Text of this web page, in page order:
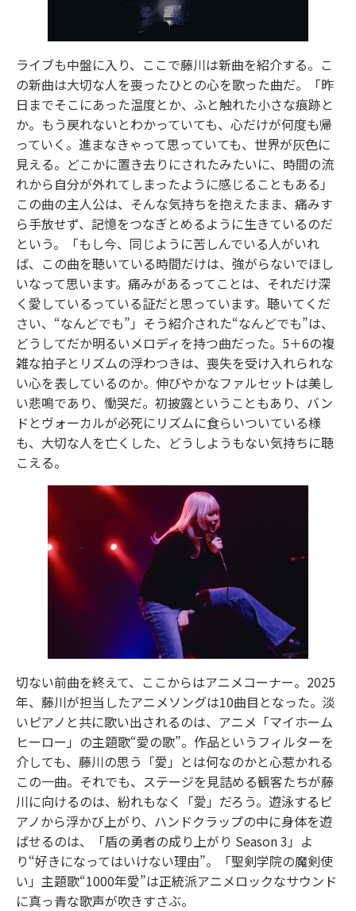
ライブも中盤に入り、ここで藤川は新曲を紹介する。こ
の新曲は大切な人を喪ったひとの心を歌った曲だ。「昨
日までそこにあった温度とか、ふと触れた小さな痕跡と
か。もう戻れないとわかっていても、心だけが何度も帰
っていく。進まなきゃって思っていても、世界が灰色に
見える。どこかに置き去りにされたみたいに、時間の流
れから自分が外れてしまったように感じることもある」
この曲の主人公は、そんな気持ちを抱えたまま、痛みす
ら手放せず、記憶をつなぎとめるように生きているのだ
という。「もし今、同じように苦しんでいる人がいれ
ば、この曲を聴いている時間だけは、強がらないでほし
いなって思います。痛みがあるってことは、それだけ深
く愛しているっている証だと思っています。聴いてくだ
さい、“なんどでも”」そう紹介された“なんどでも”は、
どうしてだか明るいメロディを持つ曲だった。5＋6の複
雑な拍子とリズムの浮わつきは、喪失を受け入れられな
い心を表しているのか。伸びやかなファルセットは美し
い悲鳴であり、慟哭だ。初披露ということもあり、バン
ドとヴォーカルが必死にリズムに食らいついている様
も、大切な人を亡くした、どうしようもない気持ちに聴
こえる。
切ない前曲を終えて、ここからはアニメコーナー。2025
年、藤川が担当したアニメソングは10曲目となった。淡
いピアノと共に歌い出されるのは、アニメ「マイホーム
ヒーロー」の主題歌“愛の歌”。作品というフィルターを
介しても、藤川の思う「愛」とは何なのかと心惹かれる
この一曲。それでも、ステージを見詰める観客たちが藤
川に向けるのは、紛れもなく「愛」だろう。遊泳するピ
アノから浮かび上がり、ハンドクラップの中に身体を遊
ばせるのは、「盾の勇者の成り上がり Season 3」よ
り“好きになってはいけない理由”。「聖剣学院の魔剣使
い」主題歌“1000年愛”は正統派アニメロックなサウンド
に真っ青な歌声が吹きすさぶ。